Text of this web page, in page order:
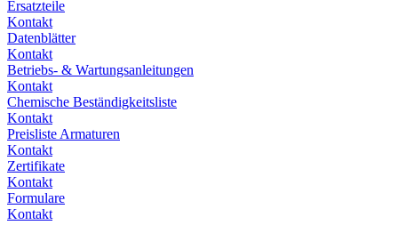
Ersatzteile
Kontakt
Datenblätter
Kontakt
Betriebs- & Wartungsanleitungen
Kontakt
Chemische Beständigkeitsliste
Kontakt
Preisliste Armaturen
Kontakt
Zertifikate
Kontakt
Formulare
Kontakt